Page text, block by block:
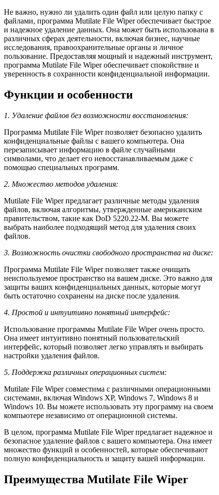
Не важно, нужно ли удалить один файл или целую папку с
файлами, программа Mutilate File Wiper обеспечивает быстрое
и надежное удаление данных. Она может быть использована в
различных сферах деятельности, включая бизнес, научные
исследования, правоохранительные органы и личное
пользование. Предоставляя мощный и надежный инструмент,
программа Mutilate File Wiper обеспечивает спокойствие и
уверенность в сохранности конфиденциальной информации.
Функции и особенности
1. Удаление файлов без возможности восстановления:
Программа Mutilate File Wiper позволяет безопасно удалить
конфиденциальные файлы с вашего компьютера. Она
перезаписывает информацию в файле случайными
символами, что делает его невосстанавливаемым даже с
помощью специальных программ.
2. Множество методов удаления:
Mutilate File Wiper предлагает различные методы удаления
файлов, включая алгоритмы, утвержденные американским
правительством, такие как DoD 5220.22-M. Вы можете
выбрать наиболее подходящий метод для удаления своих
файлов.
3. Возможность очистки свободного пространства на диске:
Программа Mutilate File Wiper позволяет также очищать
неиспользуемое пространство на вашем диске. Это важно для
защиты ваших конфиденциальных данных, которые могут
быть остаточно сохранены на диске после удаления.
4. Простой и интуитивно понятный интерфейс:
Использование программы Mutilate File Wiper очень просто.
Она имеет интуитивно понятный пользовательский
интерфейс, который позволяет легко управлять и выбирать
настройки удаления файлов.
5. Поддержка различных операционных систем:
Mutilate File Wiper совместима с различными операционными
системами, включая Windows XP, Windows 7, Windows 8 и
Windows 10. Вы можете использовать эту программу на своем
компьютере независимо от операционной системы.
В целом, программа Mutilate File Wiper предлагает надежное и
безопасное удаление файлов с вашего компьютера. Она имеет
множество функций и особенностей, которые обеспечивают
полную конфиденциальность и защиту вашей информации.
Преимущества Mutilate File Wiper